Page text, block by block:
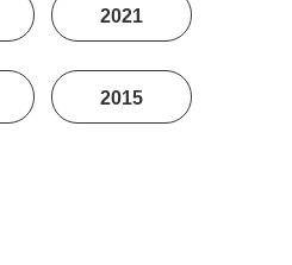
2021
2015